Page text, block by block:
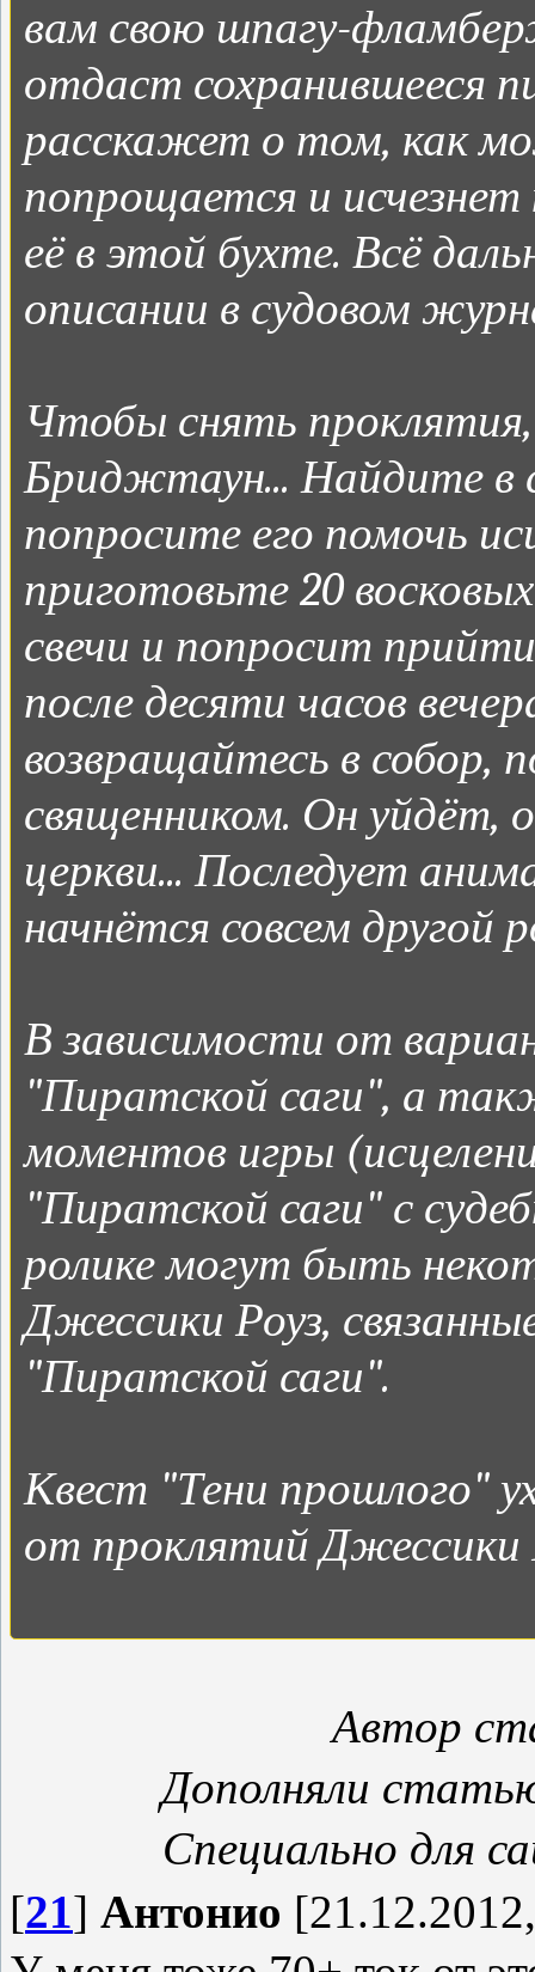
вам свою шпагу-
отдаст сохранившееся
расскажет о том, как
попрощается и исчезнет
её в этой бухте. Всё
описании в судовом
Чтобы снять
Бриджтаун... Найдите в
попросите его помочь
приготовьте 20
свечи и попросит
после десяти часов
возвращайтесь в собор,
священником. Он уйдёт,
церкви... Последует
начнётся совсем другой
В зависимости от
"Пиратской саги", а
моментов игры
"Пиратской саги" с
ролике могут быть
Джессики Роуз,
"Пиратской саги".
Квест "Тени прошлого"
от проклятий Джессики
Автор
Дополняли
Специально для
[21] Антонио